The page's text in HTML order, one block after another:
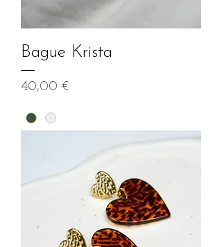
Bague Krista
Prix
40,00 €